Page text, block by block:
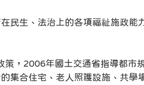
民生、法治上的各項福祉施政能
策，2006年國土交通省指導都市
集合住宅、老人照護設施、共學